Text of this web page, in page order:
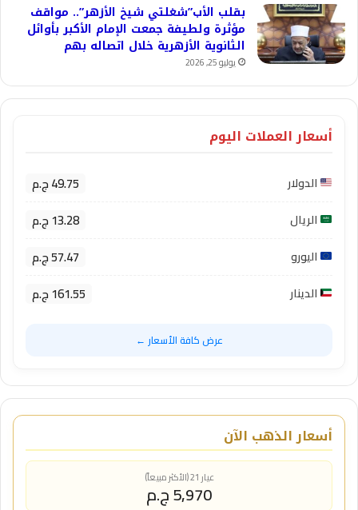
بقلب الأب”شغلتي شيخ الأزهر”.. مواقف
مؤثرة ولطيفة جمعت الإمام الأكبر بأوائل
الثانوية الأزهرية خلال اتصاله بهم
يوليو 25, 2026
أسعار العملات اليوم
الدولار 49.75 ج.م
الريال 13.28 ج.م
اليورو 57.47 ج.م
الدينار 161.55 ج.م
عرض كافة الأسعار ←
أسعار الذهب الآن
عيار 21 (الأكثر مبيعاً)
5,970 ج.م